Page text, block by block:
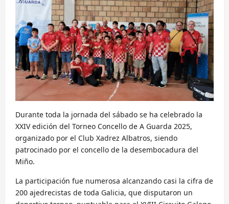
Durante toda la jornada del sábado se ha celebrado la
XXIV edición del Torneo Concello de A Guarda 2025,
organizado por el Club Xadrez Albatros, siendo
patrocinado por el concello de la desembocadura del
Miño.
La participación fue numerosa alcanzando casi la cifra de
200 ajedrecistas de toda Galicia, que disputaron un